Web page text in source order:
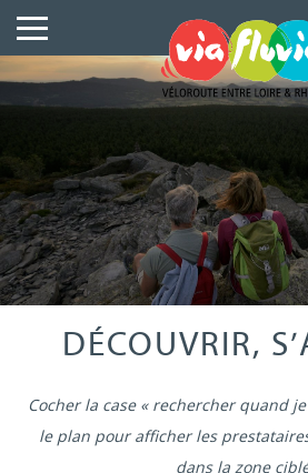
DÉCOUVRIR,
Cocher la case « rechercher quand
le plan pour afficher les
dans la zone